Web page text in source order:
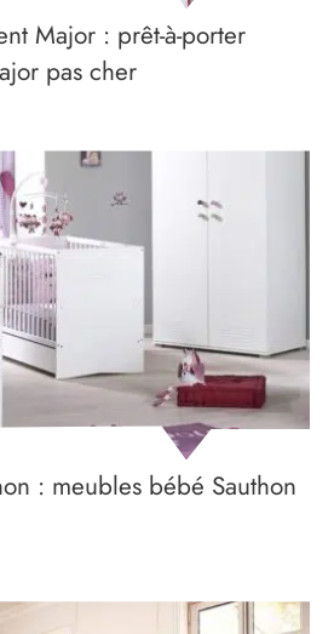
Major : prêt-à-porter
pas cher
: meubles bébé Sauthon